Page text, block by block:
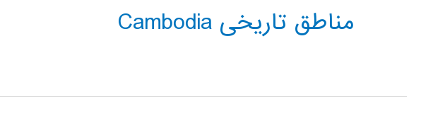
مناطق تاریخی Cambodia